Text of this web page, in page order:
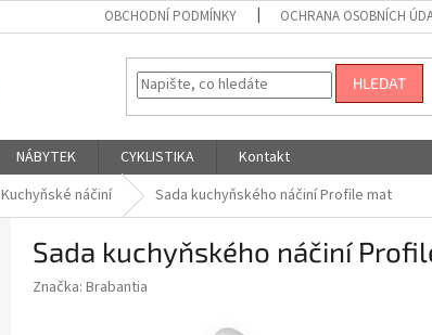
OBCHODNÍ PODMÍNKY OCHRANA OSOBNÍCH
HLEDAT
NÁBYTEK CYKLISTIKA
Kontakt
Kuchyňské náčiní Sada kuchyňského náčiní Profile mat
Sada kuchyňského náčiní
Značka: Brabantia